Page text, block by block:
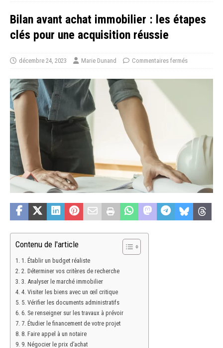
Bilan avant achat immobilier : les étapes
clés pour une acquisition réussie
décembre 24, 2023 Marie Dunand Commentaires fermés
Contenu de l'article
1. Établir un budget réaliste
2. Déterminer vos critères de recherche
3. Analyser le marché immobilier
4. Visiter les biens avec un œil critique
5. Vérifier les documents administratifs
6. Se renseigner sur les travaux à prévoir
7. Étudier le financement de votre projet
8. Faire appel à un notaire
9. Négocier le prix d’achat